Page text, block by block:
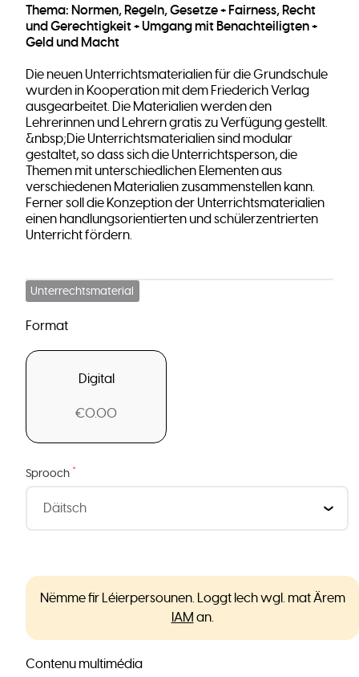
Thema: Normen, Regeln, Gesetze + Fairness, Recht
und Gerechtigkeit + Umgang mit Benachteiligten +
Geld und Macht
Die neuen Unterrichtsmaterialien für die Grundschule
wurden in Kooperation mit dem Friederich Verlag
ausgearbeitet. Die Materialien werden den
Lehrerinnen und Lehrern gratis zu Verfügung gestellt.
&nbsp;Die Unterrichtsmaterialien sind modular
gestaltet, so dass sich die Unterrichtsperson, die
Themen mit unterschiedlichen Elementen aus
verschiedenen Materialien zusammenstellen kann.
Ferner soll die Konzeption der Unterrichtsmaterialien
einen handlungsorientierten und schülerzentrierten
Unterricht fördern.
Unterrechtsmaterial
Format
Digital
€0.00
Sprooch *
Nëmme fir Léierpersounen. Loggt Iech wgl. mat Ärem
IAM an.
Contenu multimédia